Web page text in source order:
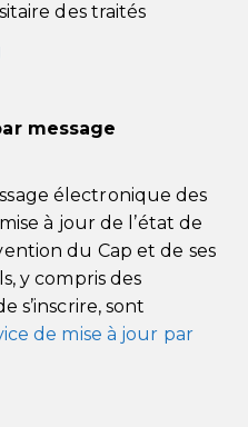
des traités
message
électronique des
à jour de l’état de
du Cap et de ses
y compris des
s’inscrire, sont
de mise à jour par